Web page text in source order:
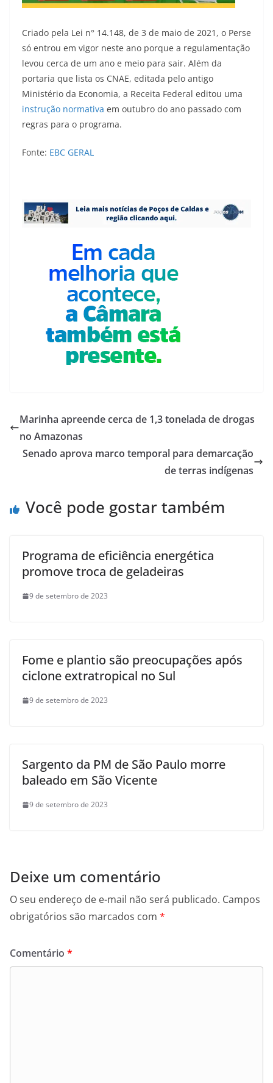
Criado pela Lei n° 14.148, de 3 de maio de 2021, o Perse
só entrou em vigor neste ano porque a regulamentação
levou cerca de um ano e meio para sair. Além da
portaria que lista os CNAE, editada pelo antigo
Ministério da Economia, a Receita Federal editou uma
instrução normativa em outubro do ano passado com
regras para o programa.
Fonte: EBC GERAL
Marinha apreende cerca de 1,3 tonelada de drogas
no Amazonas
Senado aprova marco temporal para demarcação
de terras indígenas
Você pode gostar também
Programa de eficiência energética
promove troca de geladeiras
9 de setembro de 2023
Fome e plantio são preocupações após
ciclone extratropical no Sul
9 de setembro de 2023
Sargento da PM de São Paulo morre
baleado em São Vicente
9 de setembro de 2023
Deixe um comentário
O seu endereço de e-mail não será publicado. Campos
obrigatórios são marcados com *
Comentário *